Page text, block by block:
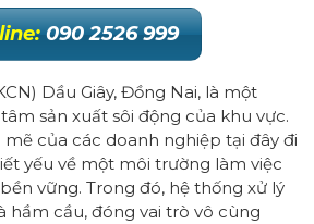
090 2526 999
Dầu Giây, Đồng Nai, là một
sản xuất sôi động của khu vực.
của các doanh nghiệp tại đây đi
yếu về một môi trường làm việc
vững. Trong đó, hệ thống xử lý
hầm cầu, đóng vai trò vô cùng